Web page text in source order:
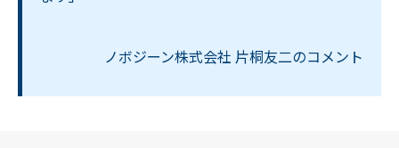
ノボジーン株式会社 片桐友二のコメント